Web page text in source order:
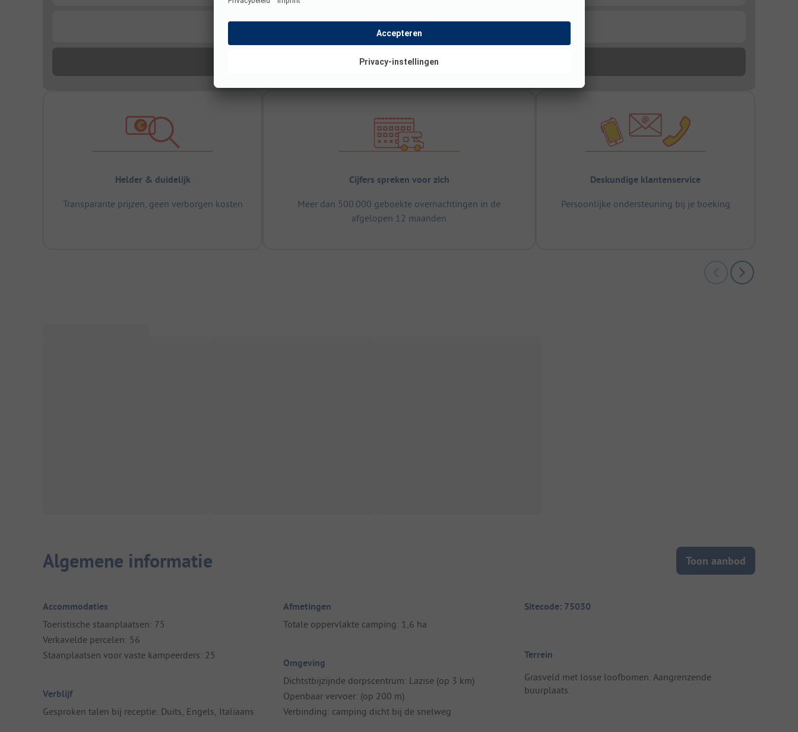
Helder & duidelijk
Transparante prijzen, geen verborgen kosten
Cijfers spreken voor zich
Meer dan 500.000 geboekte overnachtingen in de
afgelopen 12 maanden
Deskundige klantenservice
Persoonlijke ondersteuning bij je boeking
Algemene informatie Toon aanbod
Accommodaties
Toeristische staanplaatsen: 75
Verkavelde percelen: 56
Staanplaatsen voor vaste kampeerders: 25
Verblijf
Gesproken talen bij receptie: Duits, Engels, Italiaans
Afmetingen
Totale oppervlakte camping: 1,6 ha
Omgeving
Dichtstbijzijnde dorpscentrum: Lazise (op 3 km)
Openbaar vervoer: (op 200 m)
Verbinding: camping dicht bij de snelweg
Sitecode: 75030
Terrein
Grasveld met losse loofbomen. Aangrenzende
buurplaats.